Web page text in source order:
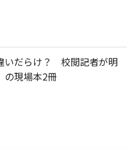
いだらけ？ 校閲記者が明
の現場本2冊